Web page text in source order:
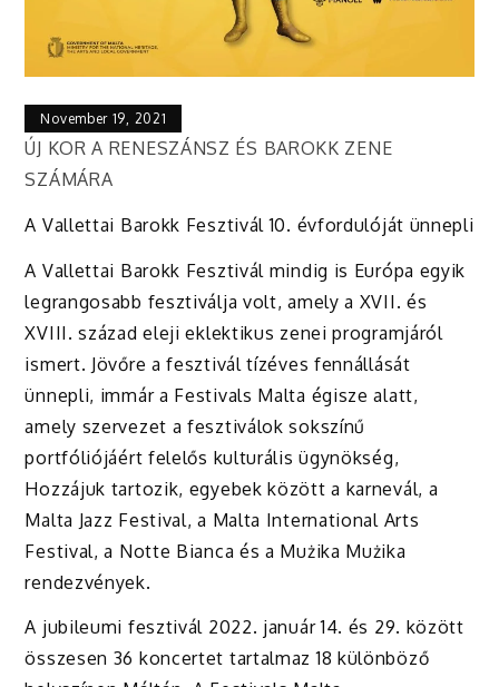
November 19, 2021
ÚJ KOR A RENESZÁNSZ ÉS BAROKK ZENE
SZÁMÁRA
A Vallettai Barokk Fesztivál 10. évfordulóját ünnepli
A Vallettai Barokk Fesztivál mindig is Európa egyik
legrangosabb fesztiválja volt, amely a XVII. és
XVIII. század eleji eklektikus zenei programjáról
ismert. Jövőre a fesztivál tízéves fennállását
ünnepli, immár a Festivals Malta égisze alatt,
amely szervezet a fesztiválok sokszínű
portfóliójáért felelős kulturális ügynökség,
Hozzájuk tartozik, egyebek között a karnevál, a
Malta Jazz Festival, a Malta International Arts
Festival, a Notte Bianca és a Mużika Mużika
rendezvények.
A jubileumi fesztivál 2022. január 14. és 29. között
összesen 36 koncertet tartalmaz 18 különböző